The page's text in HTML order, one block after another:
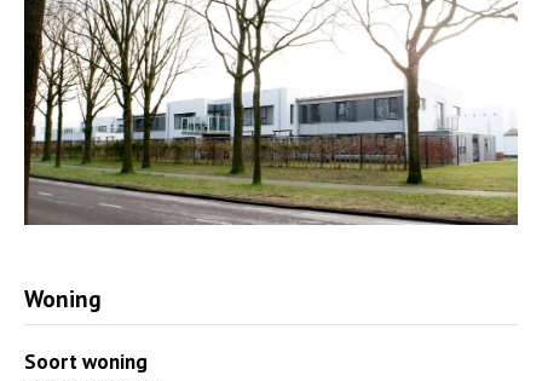
Woning
Soort woning